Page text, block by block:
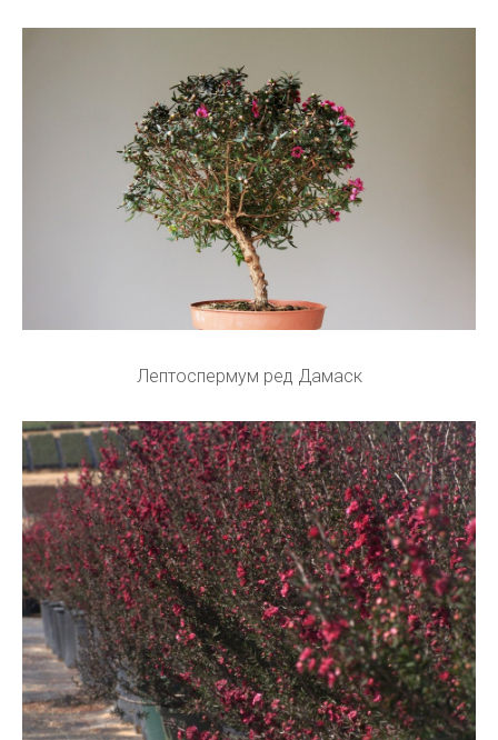
Лептоспермум ред Дамаск